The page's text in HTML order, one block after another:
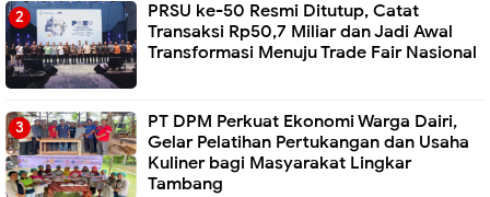
PRSU ke-50 Resmi Ditutup, Catat
Transaksi Rp50,7 Miliar dan Jadi Awal
Transformasi Menuju Trade Fair Nasional
PT DPM Perkuat Ekonomi Warga Dairi,
Gelar Pelatihan Pertukangan dan Usaha
Kuliner bagi Masyarakat Lingkar
Tambang